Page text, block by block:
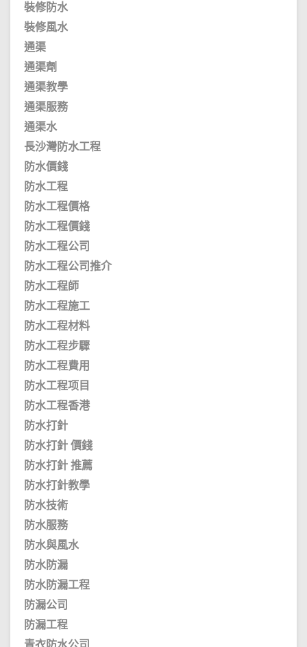
裝修防水
裝修風水
通渠
通渠劑
通渠教學
通渠服務
通渠水
長沙灣防水工程
防水價錢
防水工程
防水工程價格
防水工程價錢
防水工程公司
防水工程公司推介
防水工程師
防水工程施工
防水工程材料
防水工程步驟
防水工程費用
防水工程项目
防水工程香港
防水打針
防水打針 價錢
防水打針 推薦
防水打針教學
防水技術
防水服務
防水與風水
防水防漏
防水防漏工程
防漏公司
防漏工程